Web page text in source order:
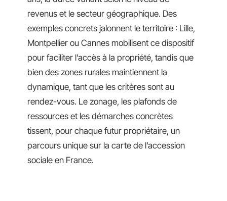
revenus et le secteur géographique. Des
exemples concrets jalonnent le territoire : Lille,
Montpellier ou Cannes mobilisent ce dispositif
pour faciliter l’accès à la propriété, tandis que
bien des zones rurales maintiennent la
dynamique, tant que les critères sont au
rendez-vous. Le zonage, les plafonds de
ressources et les démarches concrètes
tissent, pour chaque futur propriétaire, un
parcours unique sur la carte de l’accession
sociale en France.